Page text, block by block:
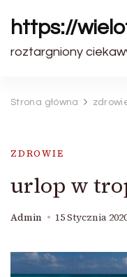
https://
roztargniony
Strona główna
ZDROWIE
urlop w
Admin 15 Stycznia